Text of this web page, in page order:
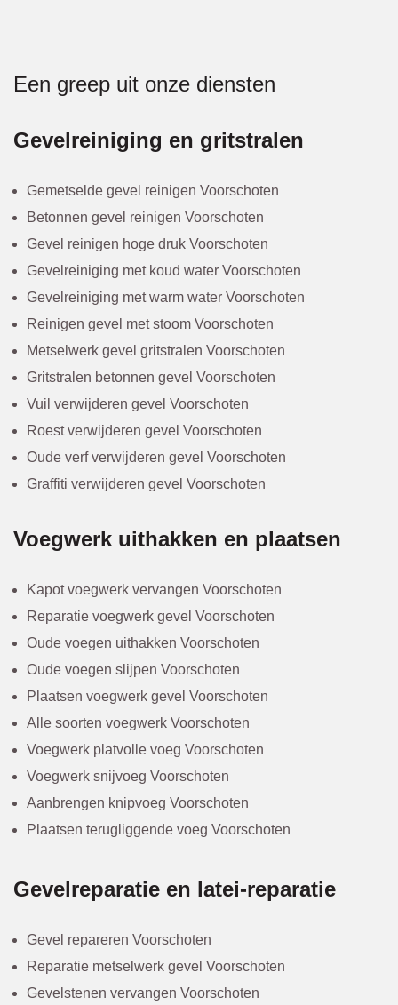
Een greep uit onze diensten
Gevelreiniging en gritstralen
Gemetselde gevel reinigen Voorschoten
Betonnen gevel reinigen Voorschoten
Gevel reinigen hoge druk Voorschoten
Gevelreiniging met koud water Voorschoten
Gevelreiniging met warm water Voorschoten
Reinigen gevel met stoom Voorschoten
Metselwerk gevel gritstralen Voorschoten
Gritstralen betonnen gevel Voorschoten
Vuil verwijderen gevel Voorschoten
Roest verwijderen gevel Voorschoten
Oude verf verwijderen gevel Voorschoten
Graffiti verwijderen gevel Voorschoten
Voegwerk uithakken en plaatsen
Kapot voegwerk vervangen Voorschoten
Reparatie voegwerk gevel Voorschoten
Oude voegen uithakken Voorschoten
Oude voegen slijpen Voorschoten
Plaatsen voegwerk gevel Voorschoten
Alle soorten voegwerk Voorschoten
Voegwerk platvolle voeg Voorschoten
Voegwerk snijvoeg Voorschoten
Aanbrengen knipvoeg Voorschoten
Plaatsen terugliggende voeg Voorschoten
Gevelreparatie en latei-reparatie
Gevel repareren Voorschoten
Reparatie metselwerk gevel Voorschoten
Gevelstenen vervangen Voorschoten